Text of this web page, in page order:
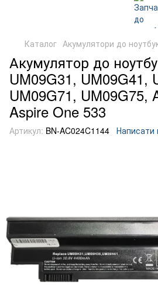
Каталог Акумулятори до
Акумулятор до
UM09G31, UM09G41,
UM09G71, UM09G75,
Aspire One 533
Артикул: BN-AC024C1144 Написати